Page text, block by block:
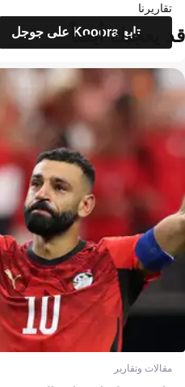
تقاريرنا
تابع Kooora على جوجل
قد يعجبك أيضاً
مقالات وتقارير